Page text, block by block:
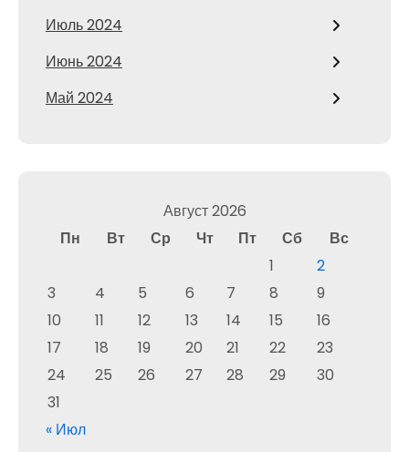
Июль 2024
Июнь 2024
Май 2024
Август 2026
Пн
Вт Ср Чт Пт Сб
Вс
1
2
3
4 5 6 7 8
9
10
11 12 13 14 15
16
17
18 19 20 21 22
23
24
25 26 27 28 29
30
31
« Июл